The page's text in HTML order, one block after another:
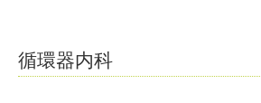
循環器内科